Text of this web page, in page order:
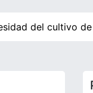
del cultivo